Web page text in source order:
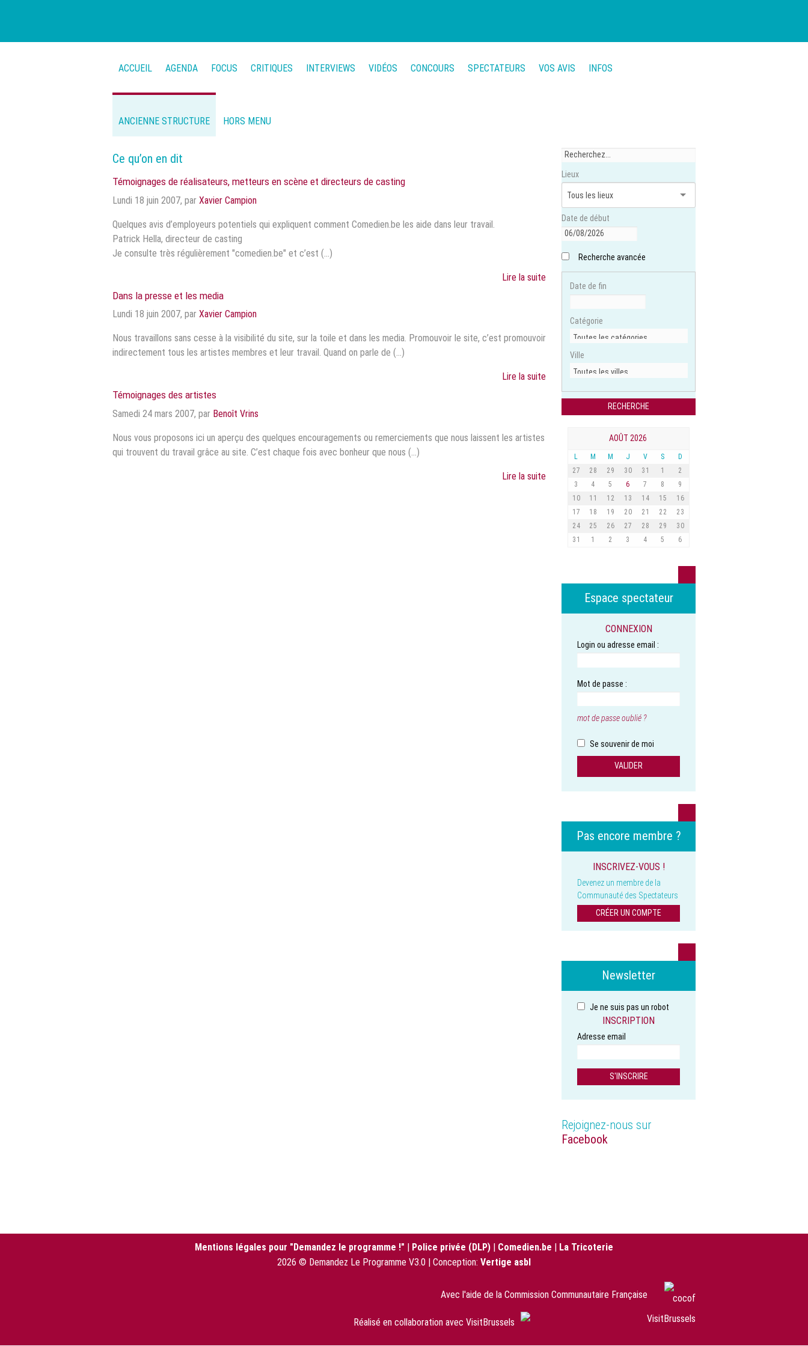
ACCUEIL AGENDA FOCUS CRITIQUES INTERVIEWS VIDÉOS CONCOURS SPECTATEURS VOS AVIS INFOS
ANCIENNE STRUCTURE HORS MENU
Ce qu’on en dit
Témoignages de réalisateurs, metteurs en scène et directeurs de casting
Lundi 18 juin 2007, par Xavier Campion
Quelques avis d’employeurs potentiels qui expliquent comment Comedien.be les aide dans leur travail.
Patrick Hella, directeur de casting
Je consulte très régulièrement "comedien.be" et c’est (...)
Lire la suite
Dans la presse et les media
Lundi 18 juin 2007, par Xavier Campion
Nous travaillons sans cesse à la visibilité du site, sur la toile et dans les media. Promouvoir le site, c’est promouvoir
indirectement tous les artistes membres et leur travail. Quand on parle de (...)
Lire la suite
Témoignages des artistes
Samedi 24 mars 2007, par Benoît Vrins
Nous vous proposons ici un aperçu des quelques encouragements ou remerciements que nous laissent les artistes
qui trouvent du travail grâce au site. C’est chaque fois avec bonheur que nous (...)
Lire la suite
Lieux
Date de début
Recherche avancée
Date de fin
Catégorie
Ville
AOÛT 2026
L M M J V S
D
27
28 29 30 31 1
2
3
4 5 6 7 8
9
10
11 12 13 14 15
16
17
18 19 20 21 22
23
24
25 26 27 28 29
30
31
1 2 3 4 5 6
Espace spectateur
CONNEXION
Login ou adresse email :
Mot de passe :
mot de passe oublié ?
Se souvenir de moi
Pas encore membre ?
INSCRIVEZ-VOUS !
Devenez un membre de la
Communauté des Spectateurs
CRÉER UN COMPTE
Newsletter
Je ne suis pas un robot
INSCRIPTION
Adresse email
Rejoignez-nous sur
Facebook
Mentions légales pour "Demandez le programme !" | Police privée (DLP) | Comedien.be | La Tricoterie
2026 © Demandez Le Programme V3.0 | Conception: Vertige asbl
Avec l'aide de la Commission Communautaire Française
Réalisé en collaboration avec VisitBrussels